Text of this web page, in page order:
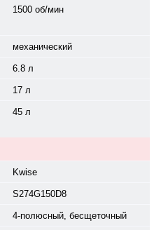
1500 об/мин
механический
6.8 л
17 л
45 л
Kwise
S274G150D8
4-полюсный, бесщеточный